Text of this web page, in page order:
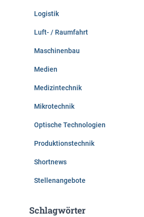
Logistik
Luft- / Raumfahrt
Maschinenbau
Medien
Medizintechnik
Mikrotechnik
Optische Technologien
Produktionstechnik
Shortnews
Stellenangebote
Schlagwörter